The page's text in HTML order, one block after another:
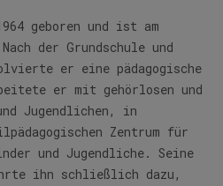
geboren und ist am
der Grundschule und
er eine pädagogische
er mit gehörlosen und
Jugendlichen, in
Zentrum für
und Jugendliche. Seine
ihn schließlich dazu,